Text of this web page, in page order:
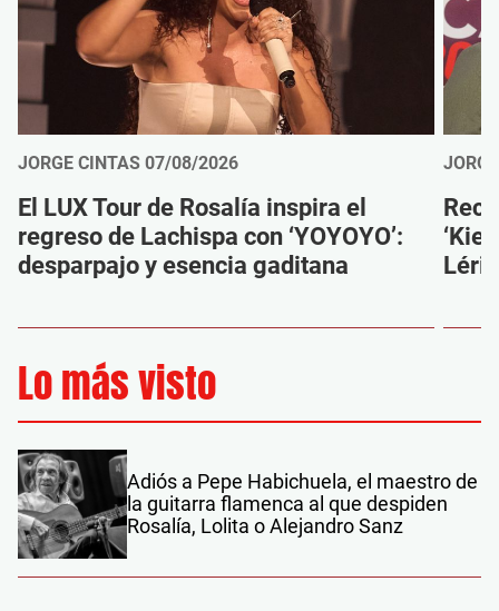
JORGE CINTAS 07/08/2026
El LUX Tour de Rosalía inspira el
regreso de Lachispa con ‘YOYOYO’:
desparpajo y esencia gaditana
Lo más visto
Adiós a Pepe Habichuela, el maestro de
la guitarra flamenca al que despiden
Rosalía, Lolita o Alejandro Sanz